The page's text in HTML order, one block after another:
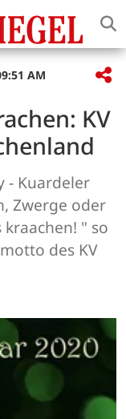
AM
KV
- Kuardeler
Zwerge oder
kraachen! " so
des KV